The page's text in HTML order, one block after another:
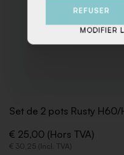
Set de 2 pots Rusty H60/
€ 25,00 (Hors TVA)
€ 30,25 (Incl. TVA)
REFUSER
MODIFIER